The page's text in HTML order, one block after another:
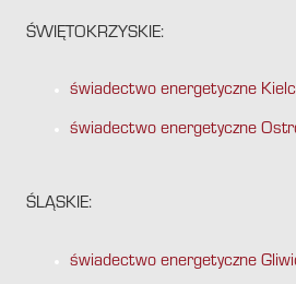
ŚWIĘTOKRZYSKIE:
świadectwo energetyczne
świadectwo energetyczne
ŚLĄSKIE:
świadectwo energetyczne